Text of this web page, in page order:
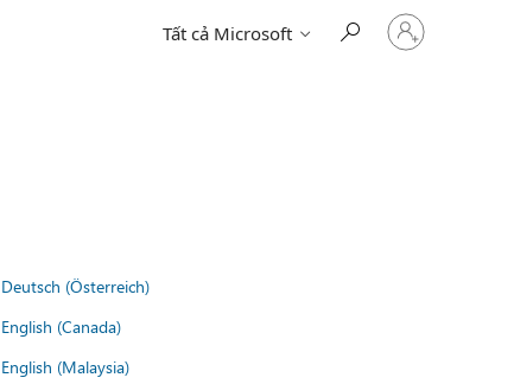
Tất cả Microsoft
Đăng
nhập
Deutsch (Österreich)
English (Canada)
English (Malaysia)